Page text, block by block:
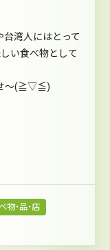
湾人にはとって
い食べ物として
せ～(≧▽≦)
物・品・店